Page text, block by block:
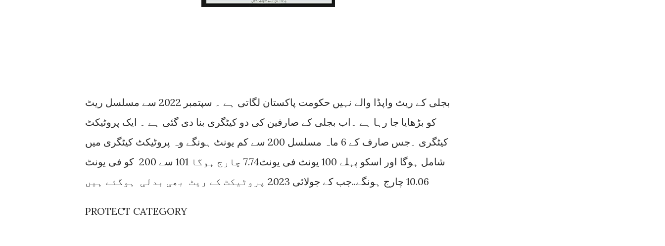
بجلی کے ریٹ واپڈا والے نہیں حکومت پاکستان لگاتی ہے ۔ سپتمبر 2022 سے مسلسل ریٹ
کو بڑھایا جا رہا ہے ۔اب بجلی کے صارفین کی دو کیٹگری بنا دی گئی ہے ۔ ایک پروٹیکٹ
کیٹگری ۔جس صارف کے 6 ماہ مسلسل 200 سے کم یونٹ ہونگے وہ پروٹیکٹ کیٹگری میں
شامل ہوگا اور اسکو پہلے 100 یونٹ فی یونٹ7.74 چارج ہوگا 101 سے 200 کو فی یونٹ
PROTECT CATEGORY